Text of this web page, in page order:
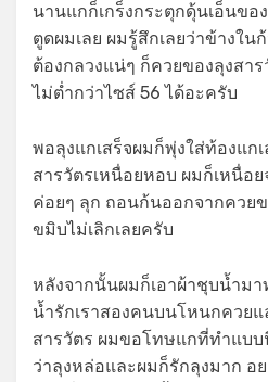
นานแกก็เกร็งกระตุกดุ้นเอ็นขอ
ตูดผมเลย ผมรู้สึกเลยว่าข้างใ
ต้องกลวงแน่ๆ ก็ควยของลุงสา
ไม่ต่ำกว่าไซส์ 56 ได้อะครับ
พอลุงแกเสร็จผมก็พุ่งใส่ท้องแก
สารวัตรเหนื่อยหอบ ผมก็เหนื่อ
ค่อยๆ ลุก ถอนก้นออกจากควย
ขมิบไม่เลิกเลยครับ
หลังจากนั้นผมก็เอาผ้าชุบน้ำม
น้ำรักเราสองคนบนโหนกควย
สารวัตร ผมขอโทษแกที่ทำแบ
ว่าลุงหล่อและผมก็รักลุงมาก อ